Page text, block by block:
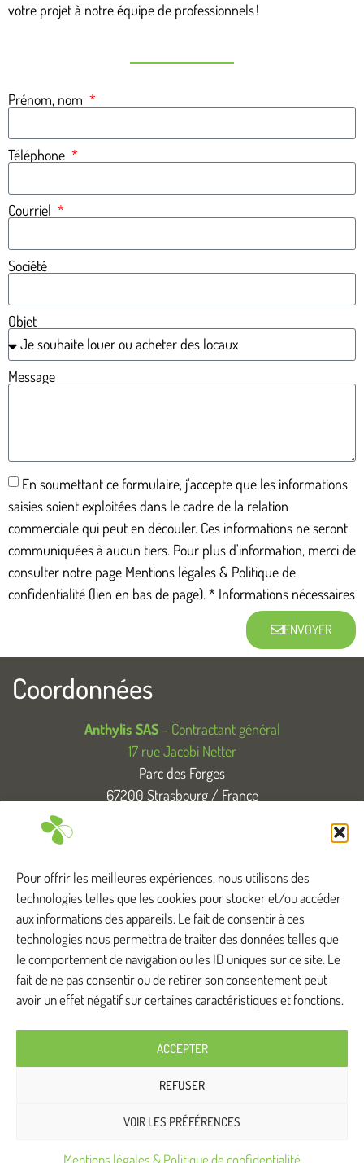
Pour offrir les meilleures expériences, nous utilisons des
technologies telles que les cookies pour stocker et/ou accéder
aux informations des appareils. Le fait de consentir à ces
technologies nous permettra de traiter des données telles que
le comportement de navigation ou les ID uniques sur ce site. Le
fait de ne pas consentir ou de retirer son consentement peut
avoir un effet négatif sur certaines caractéristiques et fonctions.
ACCEPTER
REFUSER
VOIR LES PRÉFÉRENCES
Mentions légales & Politique de confidentialité
votre projet à notre équipe de professionnels !
Prénom, nom
Téléphone
Courriel
Société
Objet
Message
En soumettant ce formulaire, j'accepte que les informations
saisies soient exploitées dans le cadre de la relation
commerciale qui peut en découler. Ces informations ne seront
communiquées à aucun tiers. Pour plus d'information, merci de
consulter notre page Mentions légales & Politique de
confidentialité (lien en bas de page). * Informations nécessaires
ENVOYER
Coordonnées
Anthylis SAS– Contractant général
17 rue Jacobi Netter
Parc des Forges
67200 Strasbourg / France
Anthylis intervient ...
Bas-Rhin Haut-Rhin Doubs
Moselle
Vosges